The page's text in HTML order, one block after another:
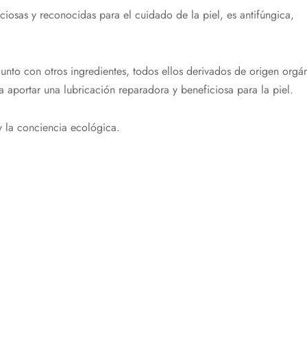
que te esté gustando nuestra web,
y reconocidas para el cuidado de la piel, es antifúngica,
con otros ingredientes, todos ellos derivados de origen
aportar una lubricación reparadora y beneficiosa para la piel.
la conciencia ecológica.